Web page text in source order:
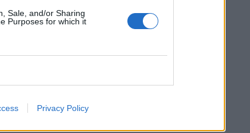
Sale, and/or Sharing
Purposes for which it
Privacy Policy
kanë ditët e tyre më të mira dhe më
pak të tilla. Njerëzit besojnë në astrologji
gjithmonë çfarë dhe kur duhet ta
e tyre. Për përcaktimin e
më të…